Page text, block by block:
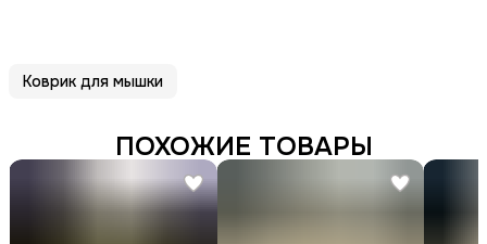
Коврик для мышки
ПОХОЖИЕ ТОВАРЫ